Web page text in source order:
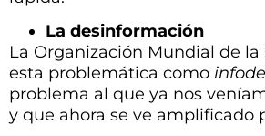
Para Ruyu,se requiere de
entre gobiernos,
internacionales y empresas
filtrar el contenido que
de lenguaje . “Frenar el
sostuvo. Además señaló que ya